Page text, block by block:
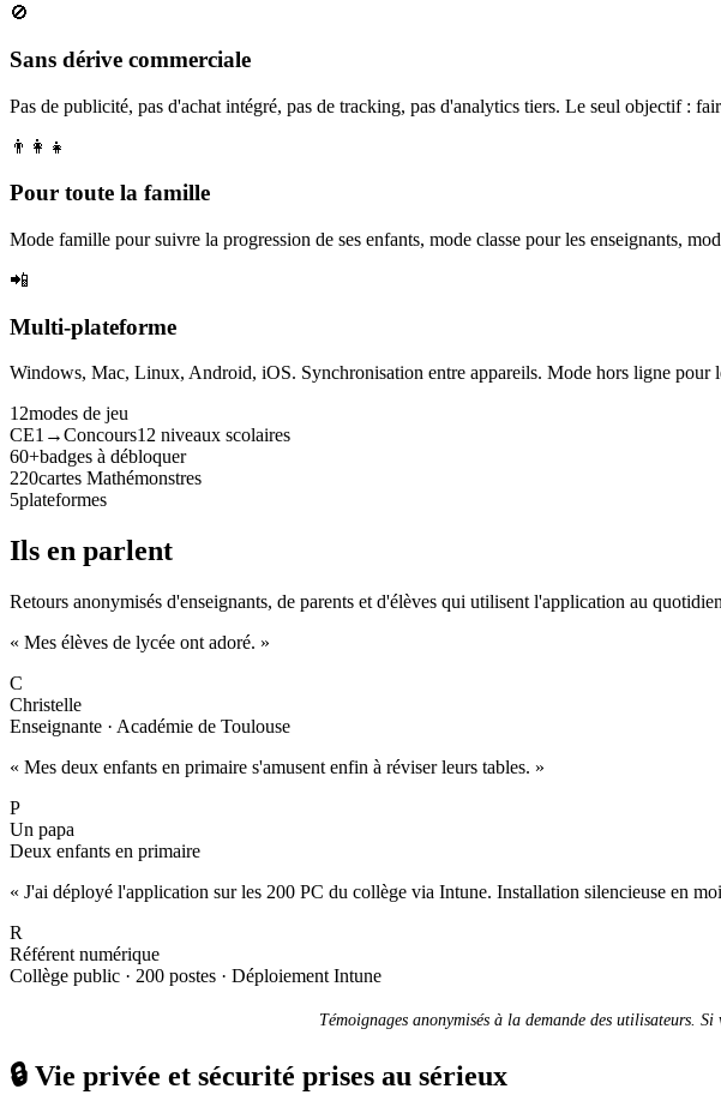
🚫
Sans dérive commerciale
Pas de publicité, pas d'achat intégré, pas de tracking, pas d'analytics tiers. Le seul objectif :
👨‍👩‍👧
Pour toute la famille
Mode famille pour suivre la progression de ses enfants, mode classe pour les enseignants,
📲
Multi-plateforme
Windows, Mac, Linux, Android, iOS. Synchronisation entre appareils. Mode hors ligne pour
12modes de jeu
CE1→Concours12 niveaux scolaires
60+badges à débloquer
220cartes Mathémonstres
5plateformes
Ils en parlent
Retours anonymisés d'enseignants, de parents et d'élèves qui utilisent l'application au
« Mes élèves de lycée ont adoré. »
C
Christelle
Enseignante · Académie de Toulouse
« Mes deux enfants en primaire s'amusent enfin à réviser leurs tables. »
P
Un papa
Deux enfants en primaire
« J'ai déployé l'application sur les 200 PC du collège via Intune. Installation silencieuse en
R
Référent numérique
Collège public · 200 postes · Déploiement Intune
Témoignages anonymisés à la demande des utilisateurs.
🔒 Vie privée et sécurité prises au sérieux